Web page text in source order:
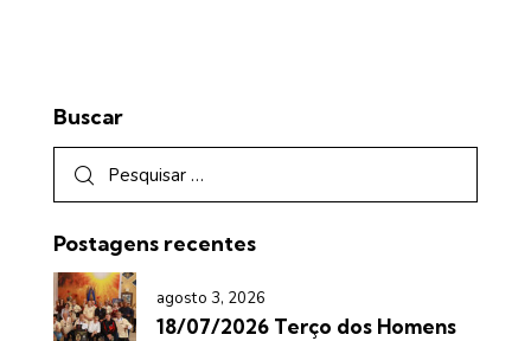
Buscar
Postagens recentes
agosto 3, 2026
18/07/2026 Terço dos Homens